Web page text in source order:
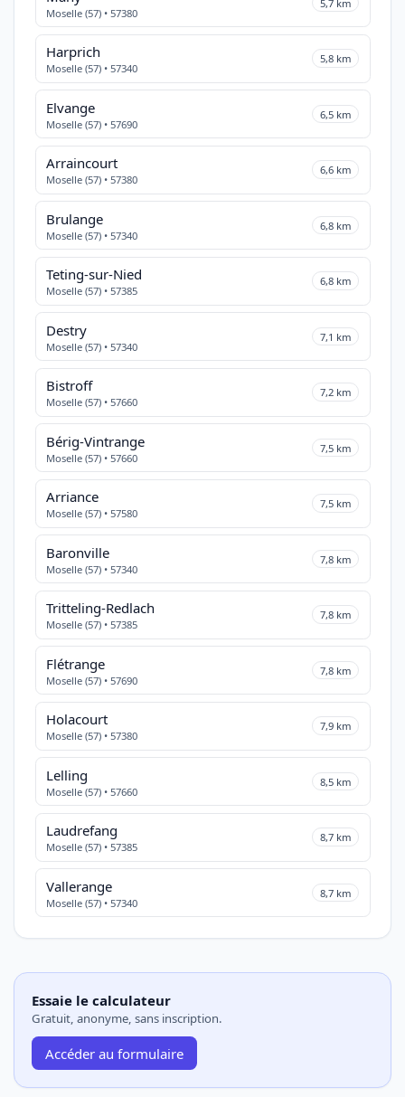
Moselle (57) • 57380
5,7 km
Harprich
Moselle (57) • 57340
5,8 km
Elvange
Moselle (57) • 57690
6,5 km
Arraincourt
Moselle (57) • 57380
6,6 km
Brulange
Moselle (57) • 57340
6,8 km
Teting-sur-Nied
Moselle (57) • 57385
6,8 km
Destry
Moselle (57) • 57340
7,1 km
Bistroff
Moselle (57) • 57660
7,2 km
Bérig-Vintrange
Moselle (57) • 57660
7,5 km
Arriance
Moselle (57) • 57580
7,5 km
Baronville
Moselle (57) • 57340
7,8 km
Tritteling-Redlach
Moselle (57) • 57385
7,8 km
Flétrange
Moselle (57) • 57690
7,8 km
Holacourt
Moselle (57) • 57380
7,9 km
Lelling
Moselle (57) • 57660
8,5 km
Laudrefang
Moselle (57) • 57385
8,7 km
Vallerange
Moselle (57) • 57340
8,7 km
Essaie le calculateur
Gratuit, anonyme, sans inscription.
Accéder au formulaire